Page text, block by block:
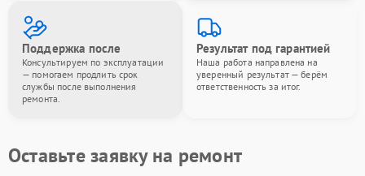
Поддержка после
Консультируем по эксплуатации
— помогаем продлить срок
службы после выполнения
ремонта.
Результат под гарантией
Наша работа направлена на
уверенный результат — берём
ответственность за итог.
Оставьте заявку на ремонт